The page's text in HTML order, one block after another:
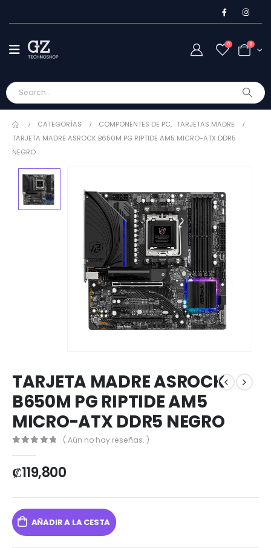
0 0
CATEGORÍAS COMPONENTES DE PC, TARJETAS MADRE
TARJETA MADRE ASROCK B650M PG RIPTIDE AM5 MICRO-ATX DDR5
NEGRO
TARJETA MADRE ASROCK
B650M PG RIPTIDE AM5
MICRO-ATX DDR5 NEGRO
( Aún no hay reseñas. )
₡119,800
AÑADIR A LA CESTA